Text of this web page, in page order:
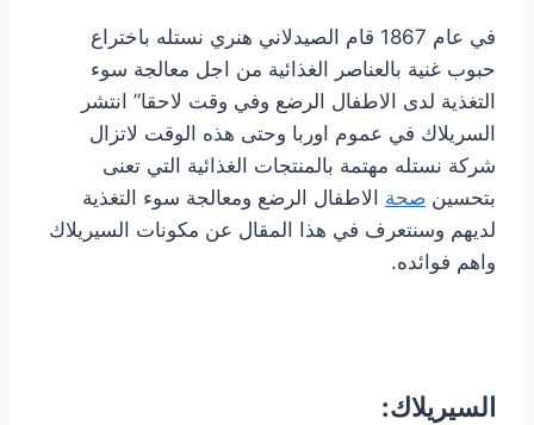
في عام 1867 قام الصيدلاني هنري نستله باختراع
حبوب غنية بالعناصر الغذائية من اجل معالجة سوء
التغذية لدى الاطفال الرضع وفي وقت لاحقا” انتشر
السريلاك في عموم اوربا وحتى هذه الوقت لاتزال
شركة نستله مهتمة بالمنتجات الغذائية التي تعنى
بتحسين صحة الاطفال الرضع ومعالجة سوء التغذية
لديهم وسنتعرف في هذا المقال عن مكونات السيريلاك
واهم فوائده.
السيريلاك: